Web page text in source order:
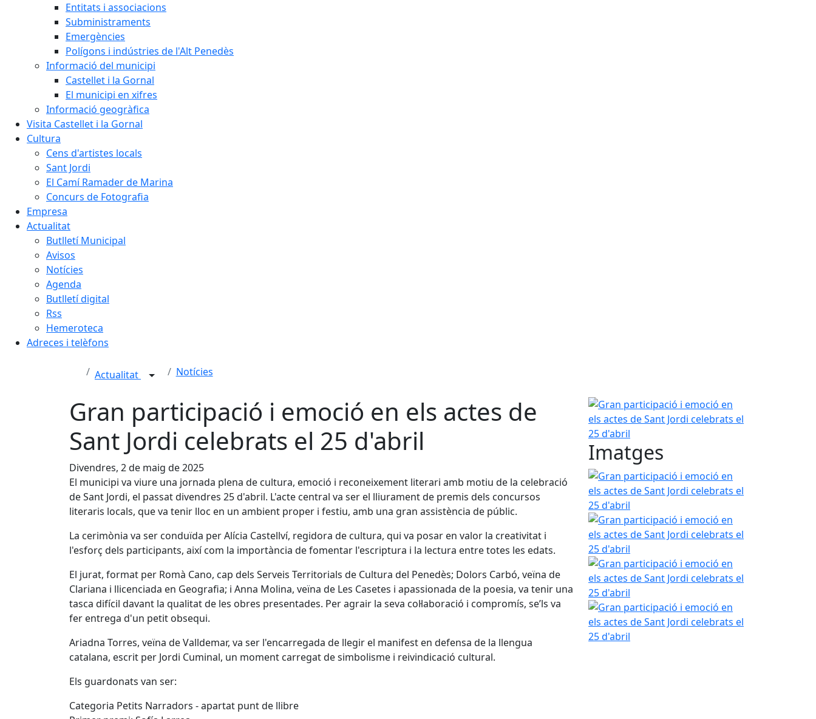
Entitats i associacions
Subministraments
Emergències
Polígons i indústries de l'Alt Penedès
Informació del municipi
Castellet i la Gornal
El municipi en xifres
Informació geogràfica
Visita Castellet i la Gornal
Cultura
Cens d'artistes locals
Sant Jordi
El Camí Ramader de Marina
Concurs de Fotografia
Empresa
Actualitat
Butlletí Municipal
Avisos
Notícies
Agenda
Butlletí digital
Rss
Hemeroteca
Adreces i telèfons
Actualitat Notícies
Gran participació i emoció en els actes de
Sant Jordi celebrats el 25 d'abril
Divendres, 2 de maig de 2025
El municipi va viure una jornada plena de cultura, emoció i reconeixement literari amb motiu de la celebració
de Sant Jordi, el passat divendres 25 d'abril. L'acte central va ser el lliurament de premis dels concursos
literaris locals, que va tenir lloc en un ambient proper i festiu, amb una gran assistència de públic.
La cerimònia va ser conduïda per Alícia Castellví, regidora de cultura, qui va posar en valor la creativitat i
l'esforç dels participants, així com la importància de fomentar l'escriptura i la lectura entre totes les edats.
El jurat, format per Romà Cano, cap dels Serveis Territorials de Cultura del Penedès; Dolors Carbó, veïna de
Clariana i llicenciada en Geografia; i Anna Molina, veïna de Les Casetes i apassionada de la poesia, va tenir una
tasca difícil davant la qualitat de les obres presentades. Per agrair la seva col·laboració i compromís, se’ls va
fer entrega d'un petit obsequi.
Ariadna Torres, veïna de Valldemar, va ser l'encarregada de llegir el manifest en defensa de la llengua
catalana, escrit per Jordi Cuminal, un moment carregat de simbolisme i reivindicació cultural.
Els guardonats van ser:
Categoria Petits Narradors - apartat punt de llibre
Gran participació i emoció en els actes de Sant
Imatges
Gran participació i emoció en els actes de Sant
Gran participació i emoció en els actes de Sant
Gran participació i emoció en els actes de Sant
Gran participació i emoció en els actes de Sant